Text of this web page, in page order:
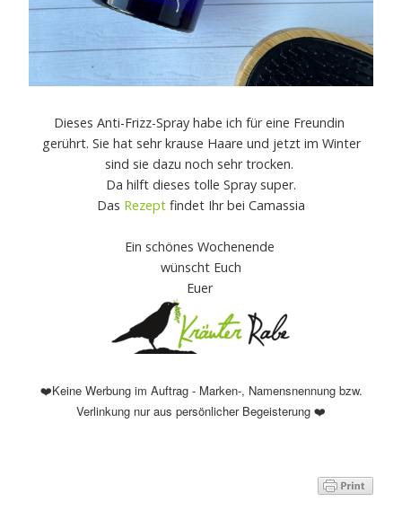
Dieses Anti-Frizz-Spray habe ich für eine Freundin
gerührt. Sie hat sehr krause Haare und jetzt im Winter
sind sie dazu noch sehr trocken.
Da hilft dieses tolle Spray super.
Das Rezept findet Ihr bei Camassia
Ein schönes Wochenende
wünscht Euch
Euer
❤️Keine Werbung im Auftrag - Marken-, Namensnennung bzw.
Verlinkung nur aus persönlicher Begeisterung ❤️